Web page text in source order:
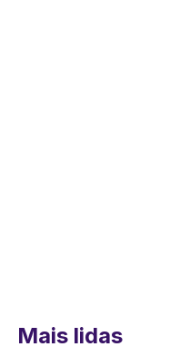
Mais lidas